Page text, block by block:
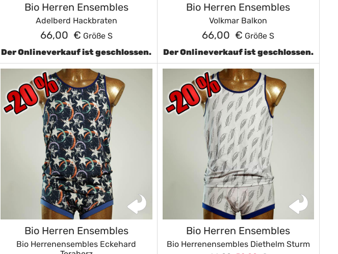
Bio Herren Ensembles
Adelberd Hackbraten
66,00 € Größe S
Der Onlineverkauf ist geschlossen.
Bio Herren Ensembles
Volkmar Balkon
66,00 € Größe S
Der Onlineverkauf ist geschlossen.
Bio Herren Ensembles
Bio Herrenensembles Eckehard
Bio Herren Ensembles
Bio Herrenensembles Diethelm Sturm